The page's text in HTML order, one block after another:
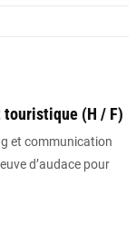
touristique (H / F)
et communication
d’audace pour